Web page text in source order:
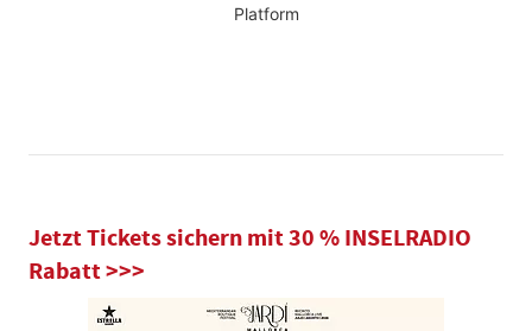
Platform
Jetzt Tickets sichern mit 30 % INSELRADIO
Rabatt >>>